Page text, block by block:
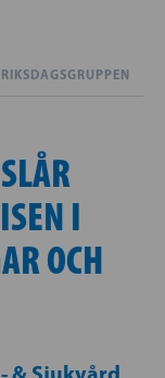
RIKSDAGSGRUPPEN
I
OCH